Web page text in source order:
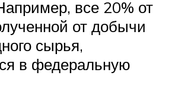
все 20% от
от добычи
сырья,
в федеральную